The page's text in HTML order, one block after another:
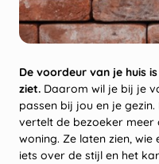
De voordeur van je huis
ziet. Daarom wil je bij je
passen bij jou en je
vertelt de bezoeker
woning. Ze laten zien,
iets over de stijl en het